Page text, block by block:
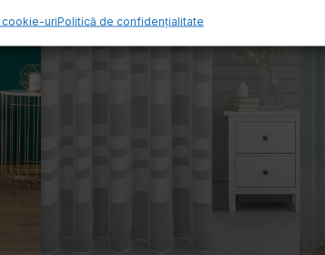
cookie-uriPolitică de confidențialitate